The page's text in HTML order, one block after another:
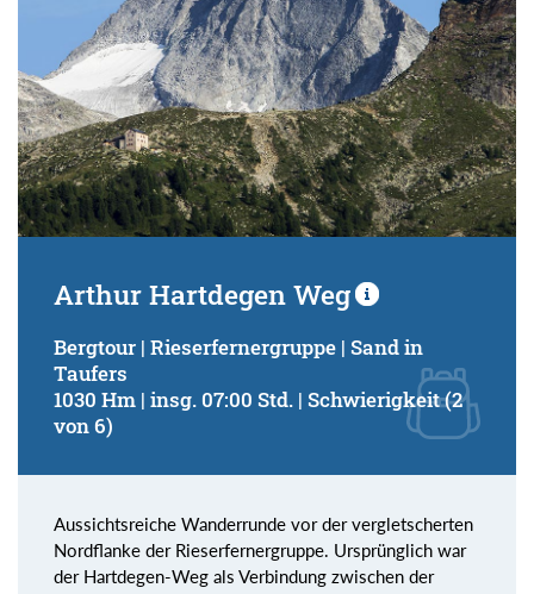
Arthur Hartdegen Weg
Bergtour | Rieserfernergruppe | Sand in
Taufers
1030 Hm | insg. 07:00 Std. | Schwierigkeit (2
von 6)
Aussichtsreiche Wanderrunde vor der vergletscherten
Nordflanke der Rieserfernergruppe. Ursprünglich war
der Hartdegen-Weg als Verbindung zwischen der